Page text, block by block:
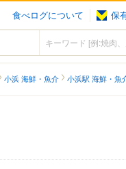
食べログについて 保
小浜 海鮮・魚介 小浜駅 海鮮・魚